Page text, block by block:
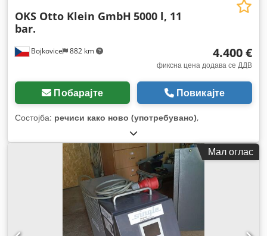
Bojkovice 882 km
OKS Otto Klein GmbH 5000 l, 11
bar.
4.400 €
фиксна цена додава се ДДВ
Побарајте Повикајте
Состојба: речиси како ново (употребувано),
Мал оглас